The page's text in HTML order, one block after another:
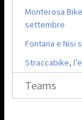
Monterosa
settembre
Fontana e Nisi
Straccabike,
Teams